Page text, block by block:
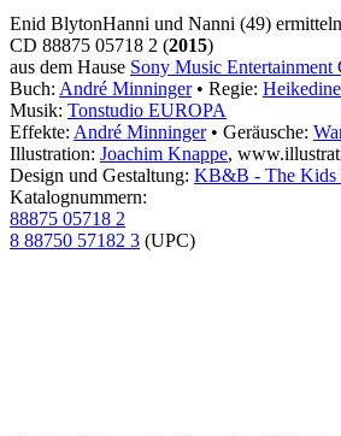
Enid BlytonHanni und Nanni (49)
CD 88875 05718 2 (2015)
aus dem Hause Sony Music Entertainment
Buch: André Minninger• Regie:
Musik: Tonstudio EUROPA
Effekte: André Minninger• Geräusche:
Illustration: Joachim Knappe,
Design und Gestaltung: KB&B - The Kids
Katalognummern:
88875 05718 2
8 88750 57182 3 (UPC)